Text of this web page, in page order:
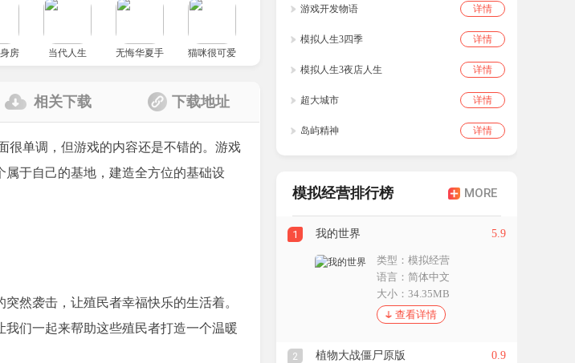
房最新版 当代人生 无悔华夏手游官方版猫咪很可爱可是我是幽灵汉化版
相关下载 下载地址
很单调，但游戏的内容还是不错的。游戏
于自己的基地，建造全方位的基础设
然袭击，让殖民者幸福快乐的生活着。
们一起来帮助这些殖民者打造一个温暖
游戏开发物语 详情
模拟人生3四季 详情
模拟人生3夜店人生 详情
超大城市 详情
岛屿精神 详情
模拟经营排行榜 MORE
1 我的世界 5.9
类型：模拟经营
语言：简体中文
大小：34.35MB
查看详情
2 植物大战僵尸原版 0.9